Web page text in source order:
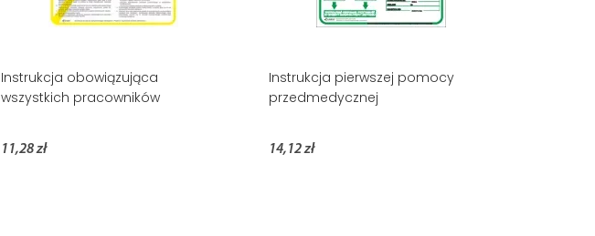
Instrukcja obowiązująca
wszystkich pracowników
11,28 zł
Instrukcja pierwszej pomocy
przedmedycznej
14,12 zł